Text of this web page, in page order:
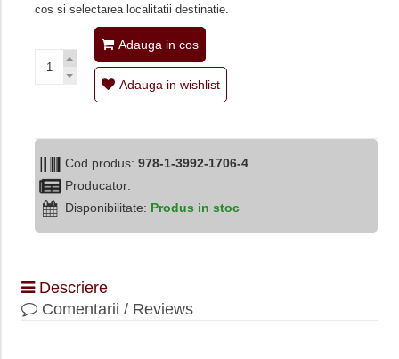
cos si selectarea localitatii destinatie.
Adauga in cos
Adauga in wishlist
Cod produs: 978-1-3992-1706-4
Producator:
Disponibilitate: Produs in stoc
Descriere
Comentarii / Reviews